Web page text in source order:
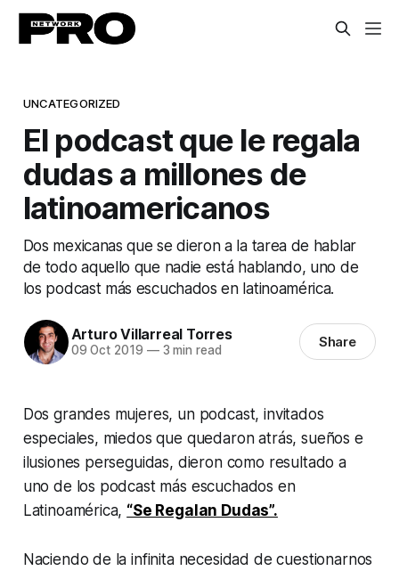
UNCATEGORIZED
El podcast que le regala
dudas a millones de
latinoamericanos
Dos mexicanas que se dieron a la tarea de hablar
de todo aquello que nadie está hablando, uno de
los podcast más escuchados en latinoamérica.
Arturo Villarreal Torres
09 Oct 2019 —3 min read Share
Dos grandes mujeres, un podcast, invitados
especiales, miedos que quedaron atrás, sueños e
ilusiones perseguidas, dieron como resultado a
uno de los podcast más escuchados en
Latinoamérica, “Se Regalan Dudas”.
Naciendo de la infinita necesidad de cuestionarnos